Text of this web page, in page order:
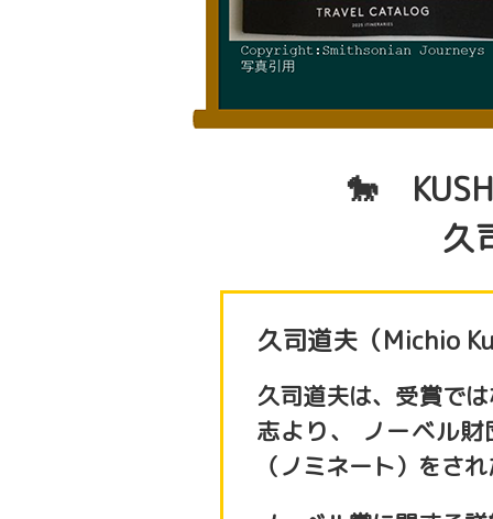
🐎
久
久司道夫（Michio
久司道夫は、受賞で
志より、 ノーベル
（ノミネート）をさ